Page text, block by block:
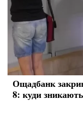
Ощадбанк
8: куди